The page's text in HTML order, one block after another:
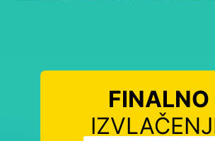
FINALNO